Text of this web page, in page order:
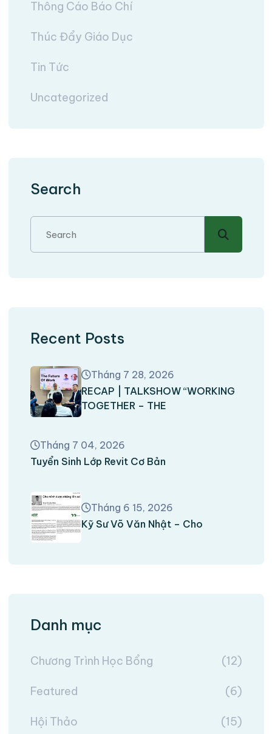
Thông Cáo Báo Chí
Thúc Đẩy Giáo Dục
Tin Tức
Uncategorized
Search
Recent Posts
Tháng 7 28, 2026
RECAP | TALKSHOW “WORKING
TOGETHER – THE
Tháng 7 04, 2026
Tuyển Sinh Lớp Revit Cơ Bản
Tháng 6 15, 2026
Kỹ Sư Võ Văn Nhật – Cho
Danh mục
Chương Trình Học Bổng (12)
Featured (6)
Hội Thảo (15)